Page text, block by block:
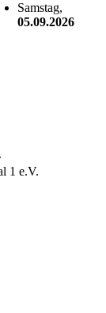
Samstag,
05.09.2026
1 e.V.